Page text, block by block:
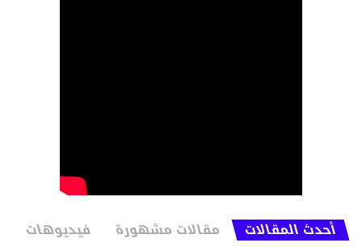
أحدث المقالات مقالات مشهورة فيديوهات